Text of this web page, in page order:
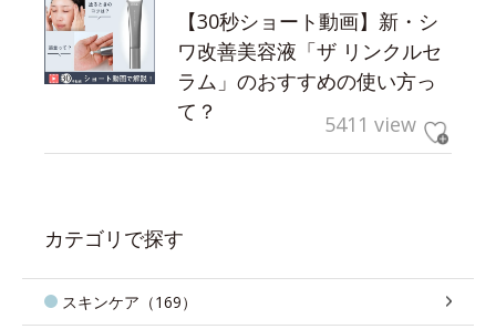
【30秒ショート動画】新・シ
ワ改善美容液「ザ リンクルセ
ラム」のおすすめの使い方っ
て？
5411 view
カテゴリで探す
スキンケア（169）